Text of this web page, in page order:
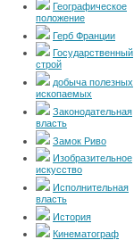
Географическое
положение
Герб Франции
Государственный
строй
добыча полезных
ископаемых
Законодательная
власть
Замок Риво
Изобразительное
искусство
Исполнительная
власть
История
Кинематограф